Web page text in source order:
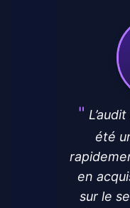
été
en
sur le